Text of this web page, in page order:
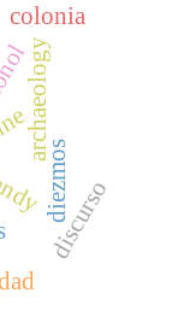
archaeology
colonia
diezmos
discurso